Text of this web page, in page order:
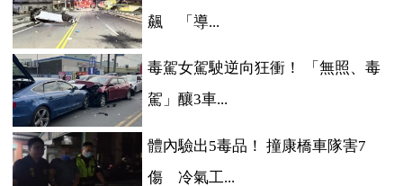
飆 「導...
毒駕女駕駛逆向狂衝！ 「無照、毒
駕」釀3車...
體內驗出5毒品！ 撞康橋車隊害7
傷 冷氣工...